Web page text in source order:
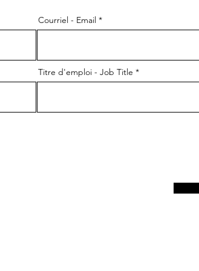
Courriel - Email
Titre d'emploi - Job Title